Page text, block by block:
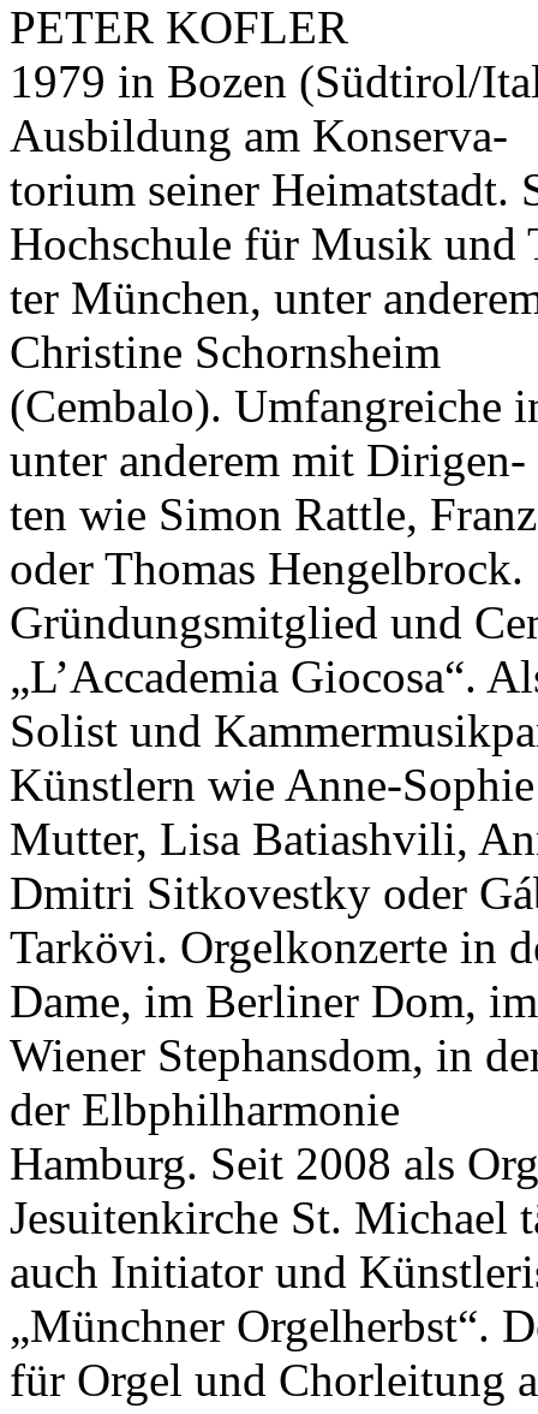
PETER KOFLER
1979 in Bozen (Südtirol/
Ausbildung am Konserva-
torium seiner Heimatstadt.
Hochschule für Musik und
ter München, unter
Christine Schornsheim
(Cembalo). Umfangreiche
unter anderem mit Dirigen-
ten wie Simon Rattle,
oder Thomas Hengelbrock.
Gründungsmitglied und
„L’Accademia Giocosa“.
Solist und
Künstlern wie Anne-Sophie
Mutter, Lisa Batiashvili,
Dmitri Sitkovestky oder
Tarkövi. Orgelkonzerte in
Dame, im Berliner Dom, im
Wiener Stephansdom, in
der Elbphilharmonie
Hamburg. Seit 2008 als
Jesuitenkirche St. Michael
auch Initiator und
„Münchner Orgelherbst“.
für Orgel und Chorleitung